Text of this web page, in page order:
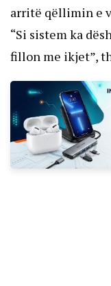
arritë qëllimin e
“Si sistem ka
fillon me ikjet”,